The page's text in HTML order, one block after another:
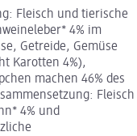
Fleisch und tierische
4% im
Getreide, Gemüse
Karotten 4%),
machen 46% des
Fleisch
4% und